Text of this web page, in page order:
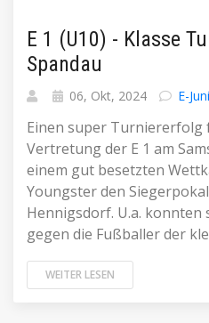
E 1 (U10) - Klasse
Spandau
06, Okt, 2024 E-
Einen super Turniererfolg
Vertretung der E 1 am
einem gut besetzten
Youngster den
Hennigsdorf. U.a. konnten
gegen die Fußballer der
WEITER LESEN